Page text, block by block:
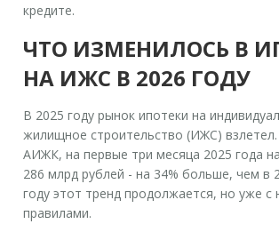
кредите.
ЧТО ИЗМЕНИЛОСЬ В
НА ИЖС В 2026 ГОДУ
В 2025 году рынок ипотеки на
жилищное строительство (ИЖС)
АИЖК, на первые три месяца 2025 года
286 млрд рублей - на 34% больше, чем в
году этот тренд продолжается, но уже с
правилами.